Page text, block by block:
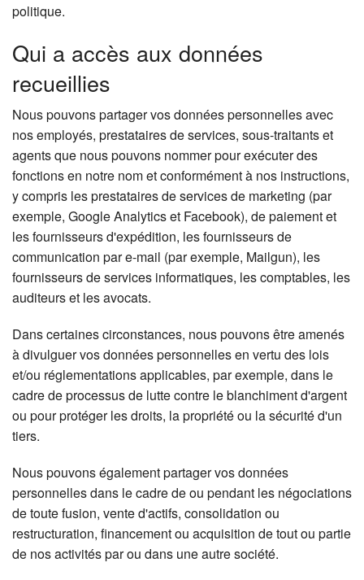
politique.
Qui a accès aux données
recueillies
Nous pouvons partager vos données personnelles avec
nos employés, prestataires de services, sous-traitants et
agents que nous pouvons nommer pour exécuter des
fonctions en notre nom et conformément à nos instructions,
y compris les prestataires de services de marketing (par
exemple, Google Analytics et Facebook), de paiement et
les fournisseurs d'expédition, les fournisseurs de
communication par e-mail (par exemple, Mailgun), les
fournisseurs de services informatiques, les comptables, les
auditeurs et les avocats.
Dans certaines circonstances, nous pouvons être amenés
à divulguer vos données personnelles en vertu des lois
et/ou réglementations applicables, par exemple, dans le
cadre de processus de lutte contre le blanchiment d'argent
ou pour protéger les droits, la propriété ou la sécurité d'un
tiers.
Nous pouvons également partager vos données
personnelles dans le cadre de ou pendant les négociations
de toute fusion, vente d'actifs, consolidation ou
restructuration, financement ou acquisition de tout ou partie
de nos activités par ou dans une autre société.